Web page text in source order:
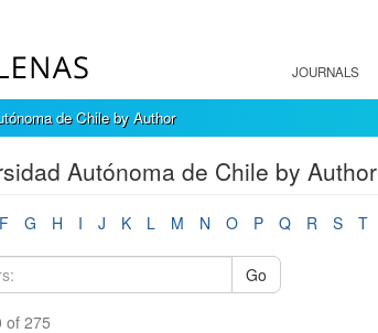
JOURNALS
de Chile by Author
Autónoma de Chile by Author
F G H I J K L M N O P Q R S T
Go
of 275